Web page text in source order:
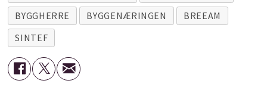
BYGGHERRE
BYGGENÆRINGEN
BREEAM
SINTEF